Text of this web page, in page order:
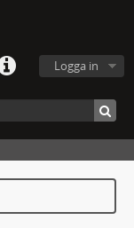
Logga in